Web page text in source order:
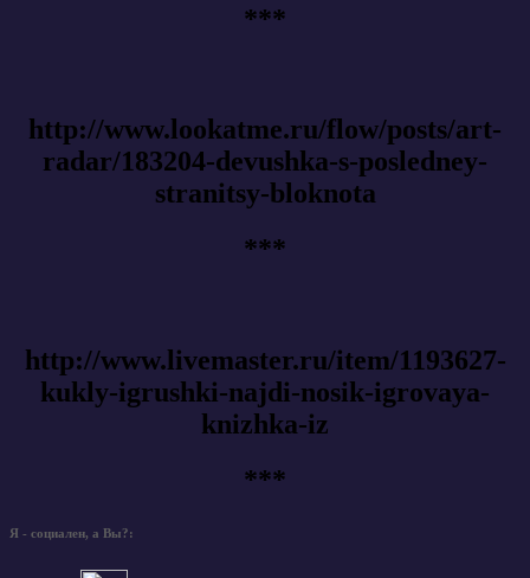
***
http://www.lookatme.ru/flow/posts/art-
radar/183204-devushka-s-posledney-
stranitsy-bloknota
***
http://www.livemaster.ru/item/1193627-
kukly-igrushki-najdi-nosik-igrovaya-
knizhka-iz
***
Я - социален, а Вы?: